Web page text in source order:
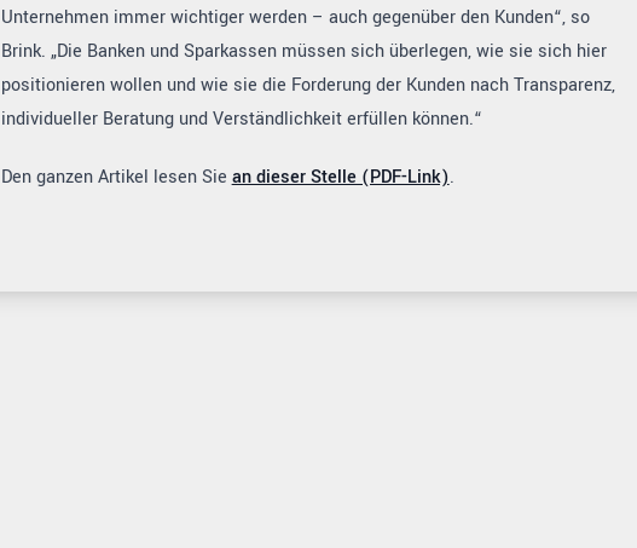
Unternehmen immer wichtiger werden – auch gegenüber den Kunden“, so
Brink. „Die Banken und Sparkassen müssen sich überlegen, wie sie sich hier
positionieren wollen und wie sie die Forderung der Kunden nach Transparenz,
individueller Beratung und Verständlichkeit erfüllen können.“
Den ganzen Artikel lesen Sie an dieser Stelle (PDF-Link).